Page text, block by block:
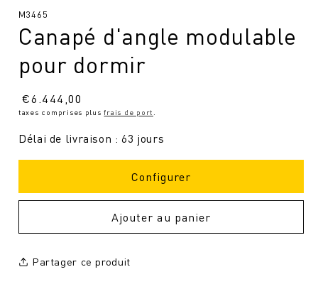
modal
SKU
:
M3465
Canapé d'angle modulable
pour dormir
Prix
normal
€6.444,00
taxes comprises plusfrais de port
Délai de livraison : 63 jours
Configurer
Ajouter au panier
Partager ce produit